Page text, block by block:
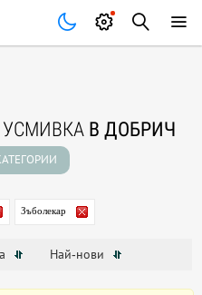
УСМИВКА В ДОБРИЧ
Зъболекар
Най-нови